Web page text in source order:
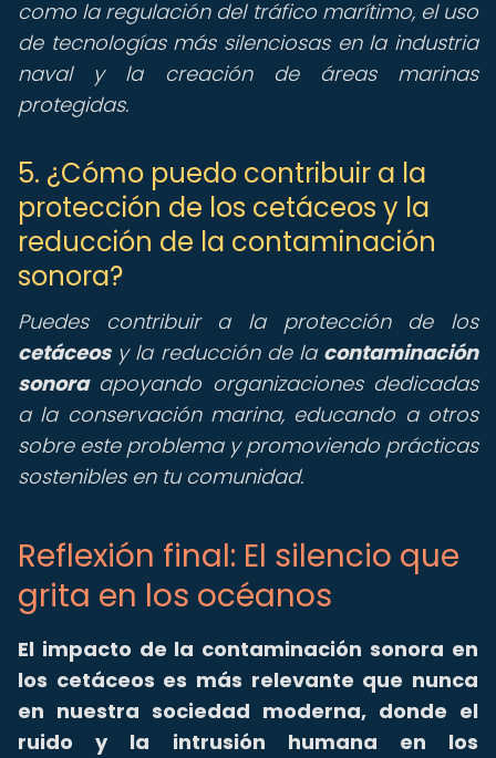
como la regulación del tráfico marítimo, el uso
de tecnologías más silenciosas en la industria
naval y la creación de áreas marinas
protegidas.
5. ¿Cómo puedo contribuir a la
protección de los cetáceos y la
reducción de la contaminación
sonora?
Puedes contribuir a la protección de los
cetáceosy la reducción de la contaminación
sonoraapoyando organizaciones dedicadas
a la conservación marina, educando a otros
sobre este problema y promoviendo prácticas
sostenibles en tu comunidad.
Reflexión final: El silencio que
grita en los océanos
El impacto de la contaminación sonora en
los cetáceos es más relevante que nunca
en nuestra sociedad moderna, donde el
ruido y la intrusión humana en los